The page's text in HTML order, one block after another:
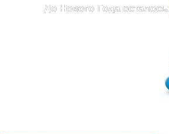
До Нового Года осталось: